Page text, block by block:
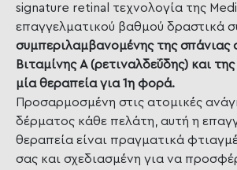
signature retinal τεχνολογία της
επαγγελματικού βαθμού δραστικά
συμπεριλαμβανομένης της σπάνιας
Βιταμίνης Α (ρετιναλδεΰδης) και
μία θεραπεία για 1η φορά.
Προσαρμοσμένη στις ατομικές
δέρματος κάθε πελάτη, αυτή η
θεραπεία είναι πραγματικά
σας και σχεδιασμένη για να